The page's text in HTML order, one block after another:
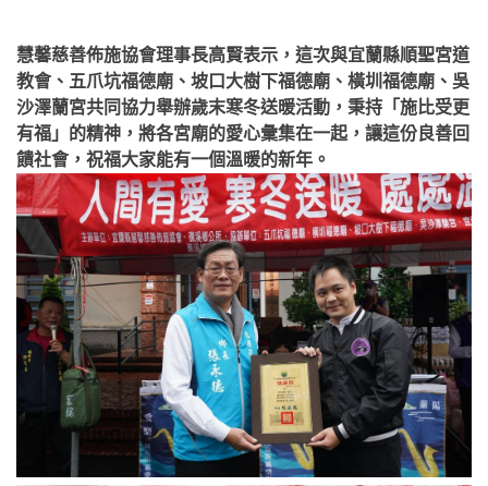
慧馨慈善佈施協會理事長高賢表示，這次與宜蘭縣順聖宮道
教會、五爪坑福德廟、坡口大樹下福德廟、橫圳福德廟、吳
沙澤蘭宮共同協力舉辦歲末寒冬送暖活動，秉持「施比受更
有福」的精神，將各宮廟的愛心彙集在一起，讓這份良善回
饋社會，祝福大家能有一個溫暖的新年。